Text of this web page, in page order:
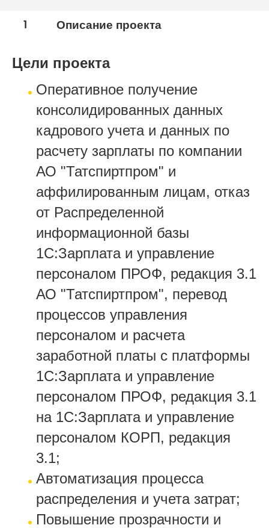
Торговля
1 Описание проекта
Цели проекта
Оперативное получение
консолидированных данных
кадрового учета и данных по
расчету зарплаты по компании
АО "Татспиртпром" и
аффилированным лицам, отказ
от Распределенной
информационной базы
1С:Зарплата и управление
персоналом ПРОФ, редакция 3.1
АО "Татспиртпром", перевод
процессов управления
персоналом и расчета
заработной платы с платформы
1С:Зарплата и управление
персоналом ПРОФ, редакция 3.1
на 1С:Зарплата и управление
персоналом КОРП, редакция
3.1;
Автоматизация процесса
распределения и учета затрат;
Повышение прозрачности и